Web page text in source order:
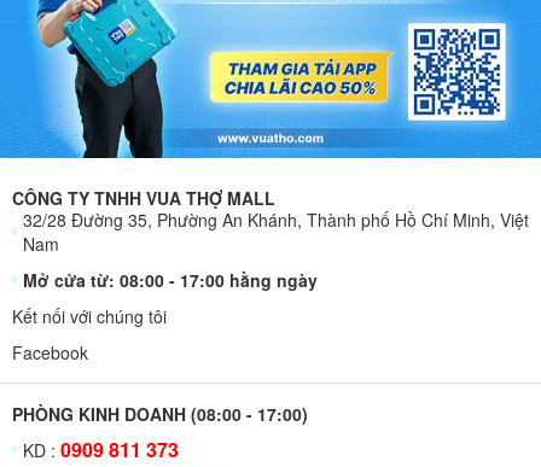
CÔNG TY TNHH VUA THỢ MALL
32/28 Đường 35, Phường An Khánh, Thành phố Hồ Chí Minh, Việt
Nam
Mở cửa từ: 08:00 - 17:00 hằng ngày
Kết nối với chúng tôi
Facebook
PHÒNG KINH DOANH (08:00 - 17:00)
KD : 0909 811 373